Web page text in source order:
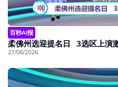
百秒AI报
柔佛州选迎提名日 3选区上演
27/06/2026